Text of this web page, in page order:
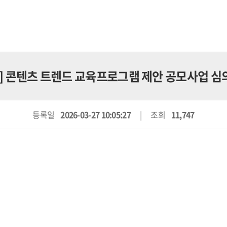
] 콘텐츠 트렌드 교육프로그램 제안 공모사업 심
등록일 2026-03-27 10:05:27 조회 11,747